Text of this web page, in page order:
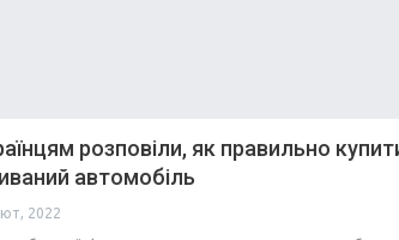
розповіли, як правильно
автомобіль
2022